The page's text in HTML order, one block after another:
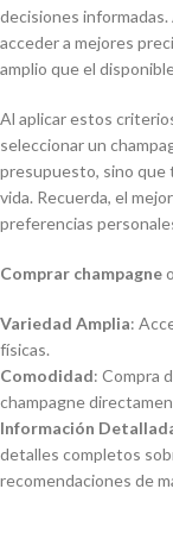
decisiones
acceder a mejores
amplio que el
Al aplicar estos
seleccionar un
presupuesto, sino que
vida. Recuerda, el
preferencias
Comprar champagne
Variedad Amplia:
físicas.
Comodidad: Compra
champagne
Información
detalles completos
recomendaciones de